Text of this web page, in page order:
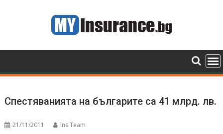
Спестяванията на българите са 41 млрд. лв.
21/11/2011 Ins Team